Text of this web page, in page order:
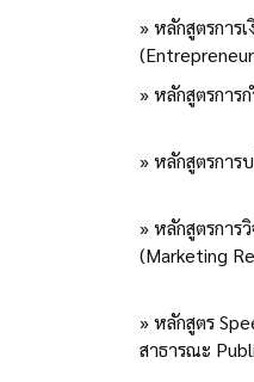
» หลักสูตรการ
» หลักสูตรการ
» หลักสูตรการ
» หลักสูตรการ
(Marketing
» หลักสูตร
สาธารณะ